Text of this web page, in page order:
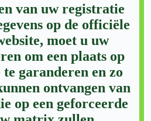
van uw registratie
op de officiële
moet u uw
om een plaats op
garanderen en zo
ontvangen van
op een geforceerde